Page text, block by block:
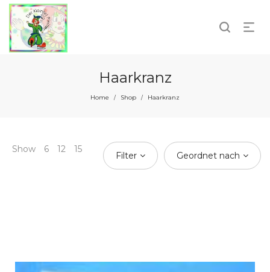
Haarkranz
Home / Shop / Haarkranz
Show 6 12 15
Filter Geordnet nach